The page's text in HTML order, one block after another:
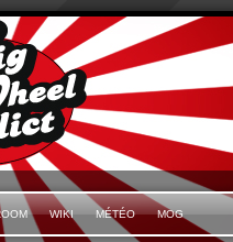
WIKI MÉTÉO MOG